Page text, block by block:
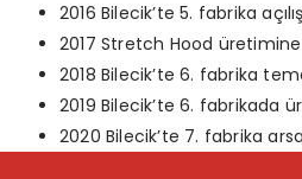
2016 Bilecik’te 5. fabrika
2017 Stretch Hood üretimine
2018 Bilecik’te 6. fabrika
2019 Bilecik’te 6. fabrikada
2020 Bilecik’te 7. fabrika